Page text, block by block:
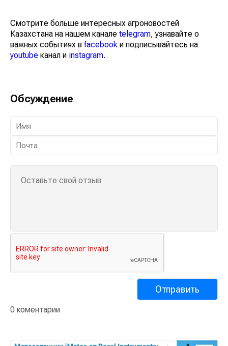
Смотрите больше интересных агроновостей
Казахстана на нашем канале telegram, узнавайте о
важных событиях в facebook и подписывайтесь на
youtube канал и instagram.
Обсуждение
0 коментарии